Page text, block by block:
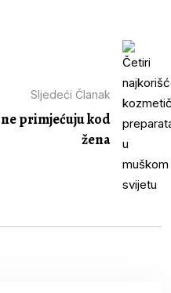
Sljedeći Članak
primjećuju kod
žena